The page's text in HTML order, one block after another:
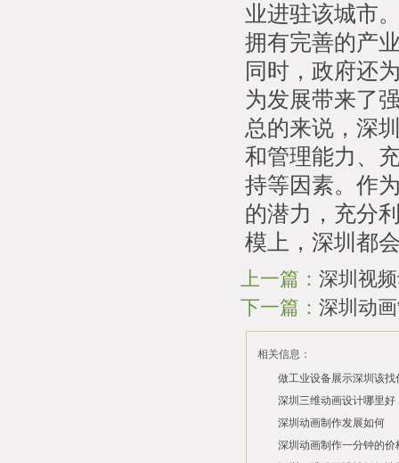
业进驻该城市
拥有完善的产
同时，政府还
为发展带来了
总的来说，深
和管理能力、
持等因素。作
的潜力，充分
模上，深圳都
上一篇： 深圳视
下一篇： 深圳动
相关信息：
做工业设备展示深圳该
司？
2026/07/21
深圳三维动画设计哪里好
2026/03/10
深圳动画制作发展如何
2026/03/03
深圳动画制作一分钟的价